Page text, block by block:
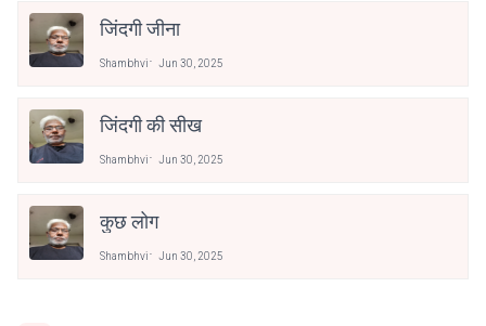
जिंदगी जीना
Shambhvi Jun 30, 2025
जिंदगी की सीख
Shambhvi Jun 30, 2025
कुछ लोग
Shambhvi Jun 30, 2025